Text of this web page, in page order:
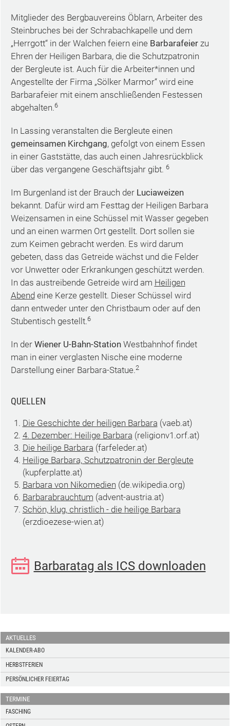
Mitglieder des Bergbauvereins Öblarn, Arbeiter des
Steinbruches bei der Schrabachkapelle und dem
„Herrgott“ in der Walchen feiern eine Barbarafeierzu
Ehren der Heiligen Barbara, die die Schutzpatronin
der Bergleute ist. Auch für die Arbeiter*innen und
Angestellte der Firma „Sölker Marmor“ wird eine
Barbarafeier mit einem anschließenden Festessen
abgehalten.6
In Lassing veranstalten die Bergleute einen
gemeinsamen Kirchgang, gefolgt von einem Essen
in einer Gaststätte, das auch einen Jahresrückblick
über das vergangene Geschäftsjahr gibt. 6
Im Burgenland ist der Brauch der Luciaweizen
bekannt. Dafür wird am Festtag der Heiligen Barbara
Weizensamen in eine Schüssel mit Wasser gegeben
und an einen warmen Ort gestellt. Dort sollen sie
zum Keimen gebracht werden. Es wird darum
gebeten, dass das Getreide wächst und die Felder
vor Unwetter oder Erkrankungen geschützt werden.
In das austreibende Getreide wird am Heiligen
Abend eine Kerze gestellt. Dieser Schüssel wird
dann entweder unter den Christbaum oder auf den
Stubentisch gestellt.6
In der Wiener U-Bahn-StationWestbahnhof findet
man in einer verglasten Nische eine moderne
Darstellung einer Barbara-Statue.2
QUELLEN
Die Geschichte der heiligen Barbara (vaeb.at)
4. Dezember: Heilige Barbara (religionv1.orf.at)
Die heilige Barbara (farfeleder.at)
Heilige Barbara, Schutzpatronin der Bergleute
(kupferplatte.at)
Barbara von Nikomedien (de.wikipedia.org)
Barbarabrauchtum (advent-austria.at)
Schön, klug, christlich - die heilige Barbara
(erzdioezese-wien.at)
Barbaratag als ICS downloaden
AKTUELLES
KALENDER-ABO
HERBSTFERIEN
PERSÖNLICHER FEIERTAG
TERMINE
FASCHING